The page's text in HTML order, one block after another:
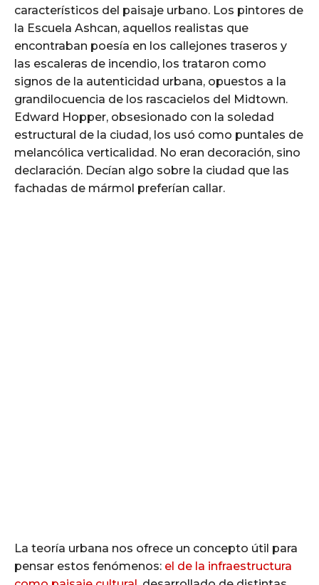
característicos del paisaje urbano. Los pintores de
la Escuela Ashcan, aquellos realistas que
encontraban poesía en los callejones traseros y
las escaleras de incendio, los trataron como
signos de la autenticidad urbana, opuestos a la
grandilocuencia de los rascacielos del Midtown.
Edward Hopper, obsesionado con la soledad
estructural de la ciudad, los usó como puntales de
melancólica verticalidad. No eran decoración, sino
declaración. Decían algo sobre la ciudad que las
fachadas de mármol preferían callar.
La teoría urbana nos ofrece un concepto útil para
pensar estos fenómenos: el de la infraestructura